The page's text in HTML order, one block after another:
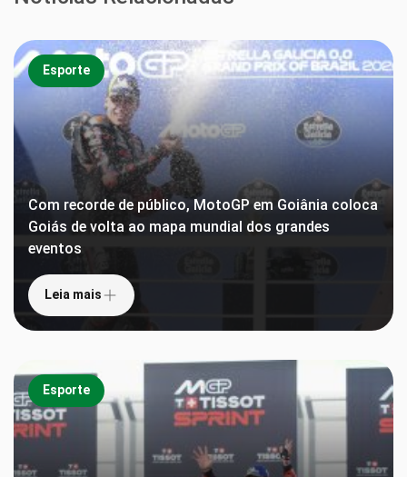
Esporte
Com recorde de público, MotoGP em Goiânia coloca
Goiás de volta ao mapa mundial dos grandes
eventos
Leia mais
Esporte